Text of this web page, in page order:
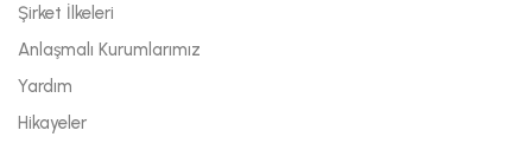
Şirket İlkeleri
Anlaşmalı Kurumlarımız
Yardım
Hikayeler